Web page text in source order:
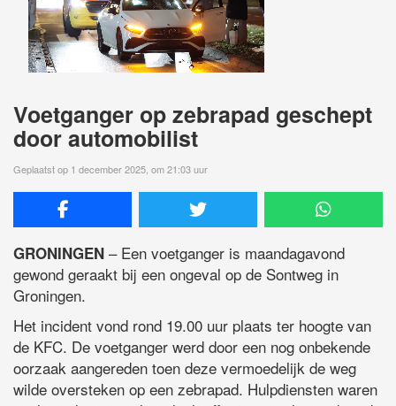
Voetganger op zebrapad geschept
door automobilist
Geplaatst op 1 december 2025, om 21:03 uur
GRONINGEN – Een voetganger is maandagavond
gewond geraakt bij een ongeval op de Sontweg in
Groningen.
Het incident vond rond 19.00 uur plaats ter hoogte van
de KFC. De voetganger werd door een nog onbekende
oorzaak aangereden toen deze vermoedelijk de weg
wilde oversteken op een zebrapad. Hulpdiensten waren